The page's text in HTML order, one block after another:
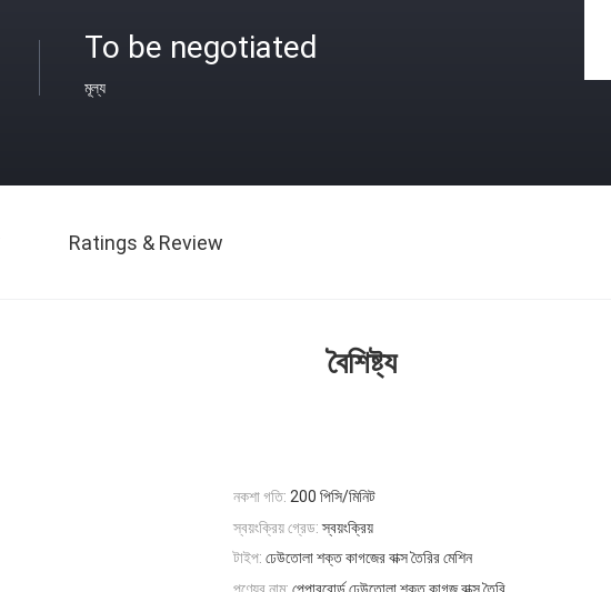
To be negotiated
মূল্য
Ratings & Review
বৈশিষ্ট্য
নকশা গতি: 200 পিসি/মিনিট
স্বয়ংক্রিয় গ্রেড: স্বয়ংক্রিয়
টাইপ: ঢেউতোলা শক্ত কাগজের বাক্স তৈরির মেশিন